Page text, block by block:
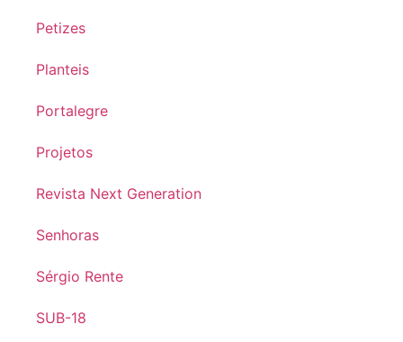
Petizes
Planteis
Portalegre
Projetos
Revista Next Generation
Senhoras
Sérgio Rente
SUB-18